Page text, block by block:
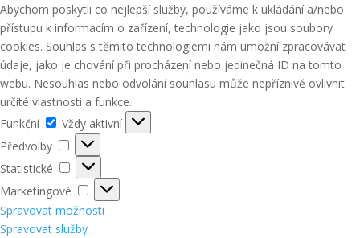
Abychom poskytli co nejlepší služby, používáme k ukládání a/nebo
přístupu k informacím o zařízení, technologie jako jsou soubory
cookies. Souhlas s těmito technologiemi nám umožní zpracovávat
údaje, jako je chování při procházení nebo jedinečná ID na tomto
webu. Nesouhlas nebo odvolání souhlasu může nepříznivě ovlivnit
určité vlastnosti a funkce.
Funkční
Funkční
Vždy aktivní
Předvolby
Předvolby
Statistické
Statistické
Marketingové
Marketingové
Spravovat možnosti
Spravovat služby